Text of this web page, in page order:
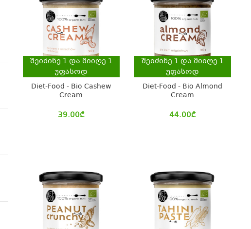
შეიძინე 1 და მიიღე 1
უფასოდ
Diet-Food - Bio Cashew
Cream
39.00₾
შეიძინე 1 და მიიღე 1
უფასოდ
Diet-Food - Bio Almond
Cream
44.00₾